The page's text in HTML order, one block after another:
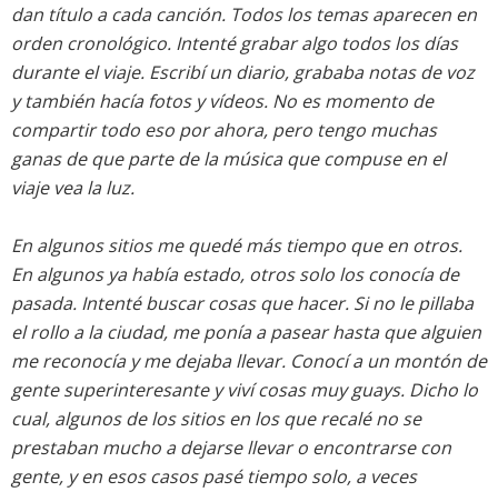
dan título a cada canción. Todos los temas aparecen en
orden cronológico. Intenté grabar algo todos los días
durante el viaje. Escribí un diario, grababa notas de voz
y también hacía fotos y vídeos. No es momento de
compartir todo eso por ahora, pero tengo muchas
ganas de que parte de la música que compuse en el
viaje vea la luz.
En algunos sitios me quedé más tiempo que en otros.
En algunos ya había estado, otros solo los conocía de
pasada. Intenté buscar cosas que hacer. Si no le pillaba
el rollo a la ciudad, me ponía a pasear hasta que alguien
me reconocía y me dejaba llevar. Conocí a un montón de
gente superinteresante y viví cosas muy guays. Dicho lo
cual, algunos de los sitios en los que recalé no se
prestaban mucho a dejarse llevar o encontrarse con
gente, y en esos casos pasé tiempo solo, a veces